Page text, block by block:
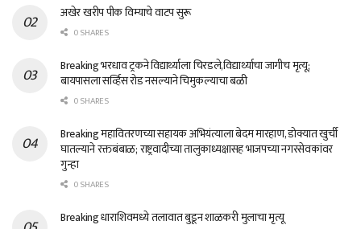
अखेर खरीप पीक विम्याचे वाटप सुरू
0 SHARES
Breaking भरधाव ट्रकने विद्यार्थ्याला चिरडले,विद्यार्थ्याचा जागीच मृत्यू;
बायपासला सर्व्हिस रोड नसल्याने चिमुकल्याचा बळी
0 SHARES
Breaking महावितरणच्या सहायक अभियंत्याला बेदम मारहाण, डोक्यात खुर्ची
घातल्याने रक्तबंबाळ; राष्ट्रवादीच्या तालुकाध्यक्षासह भाजपच्या नगरसेवकांवर
गुन्हा
0 SHARES
Breaking धाराशिवमध्ये तलावात बुडून शाळकरी मुलाचा मृत्यू